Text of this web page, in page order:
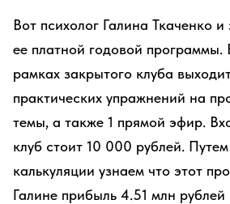
Вот психолог Галина Ткаченко
ее платной годовой программы.
рамках закрытого клуба
практических упражнений на
темы, а также 1 прямой эфир.
клуб стоит 10 000 рублей.
калькуляции узнаем что этот
Галине прибыль 4.51 млн рублей